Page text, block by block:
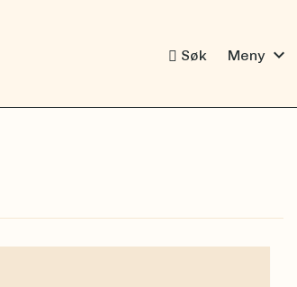
Søk Meny expand_more